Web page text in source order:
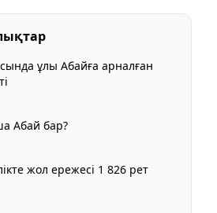
ұлы Абайға арналған
Абай бар?
ережесі 1 826 рет